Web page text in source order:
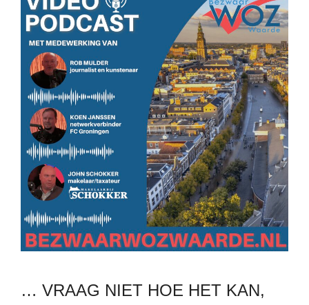
… VRAAG NIET HOE HET KAN,